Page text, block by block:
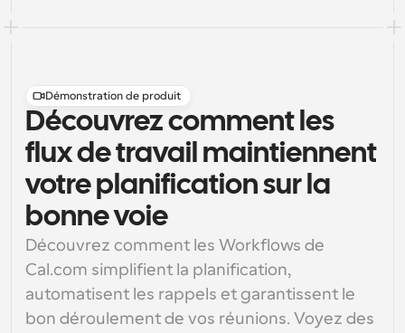
Démonstration de produit
Découvrez comment les
flux de travail maintiennent
votre planification sur la
bonne voie
Découvrez comment les Workflows de
Cal.com simplifient la planification,
automatisent les rappels et garantissent le
bon déroulement de vos réunions. Voyez des